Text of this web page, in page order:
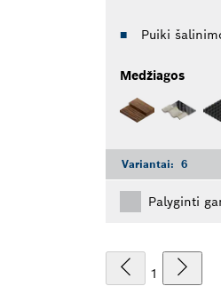
Puiki
Medžiagos
Variantai: 6
Palyginti
1